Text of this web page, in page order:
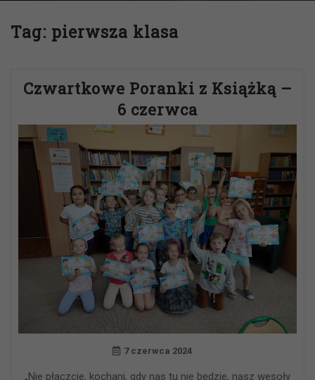
w godz. 9:00-13:00
Tag: pierwsza klasa
Czwartkowe Poranki z Książką –
6 czerwca
7 czerwca 2024
„Nie płaczcie, kochani, gdy nas tu nie będzie, nasz wesoły